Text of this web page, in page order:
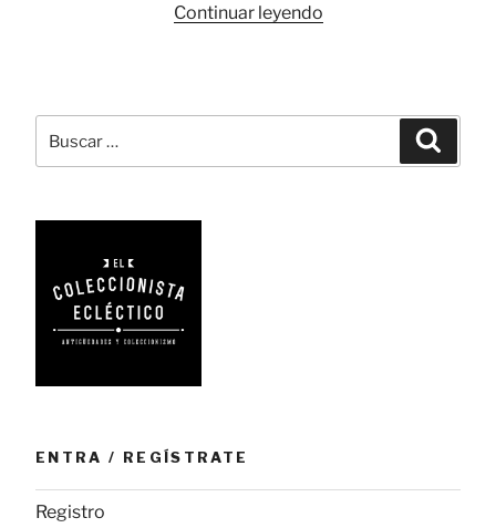
Continuar leyendo«Hammond:
escribir
por:
ENTRA / REGÍSTRATE
Registro